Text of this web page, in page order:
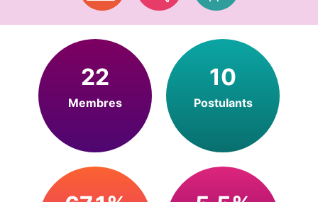
22
Membres
10
Postulants